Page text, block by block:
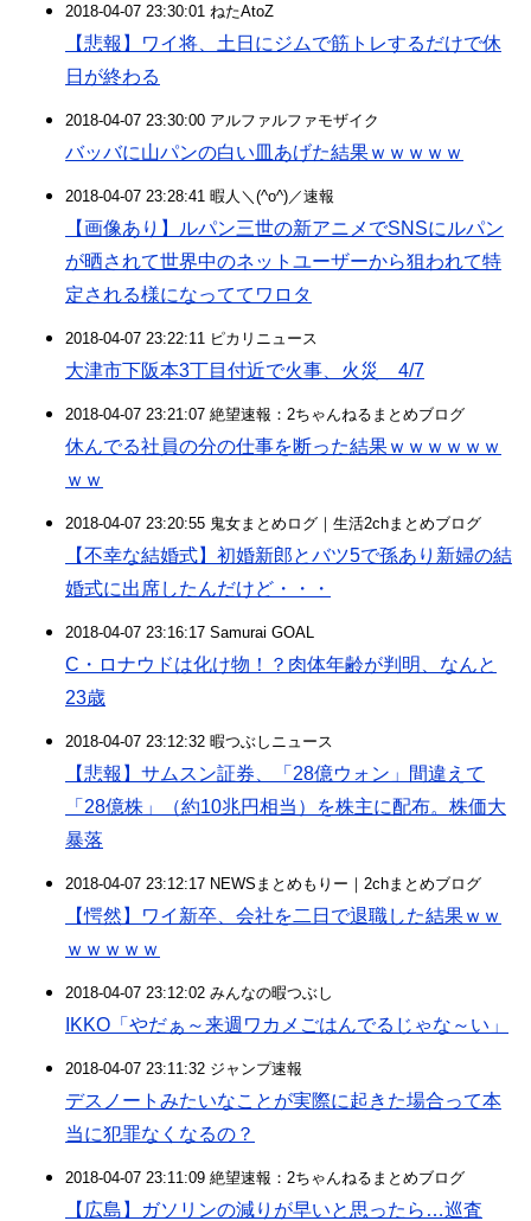
2018-04-07 23:30:01 ねたAtoZ
【悲報】ワイ将、土日にジムで筋トレするだけで休
日が終わる
2018-04-07 23:30:00 アルファルファモザイク
バッバに山パンの白い皿あげた結果ｗｗｗｗｗ
2018-04-07 23:28:41 暇人＼(^o^)／速報
【画像あり】ルパン三世の新アニメでSNSにルパン
が晒されて世界中のネットユーザーから狙われて特
定される様になっててワロタ
2018-04-07 23:22:11 ピカリニュース
大津市下阪本3丁目付近で火事、火災 4/7
2018-04-07 23:21:07 絶望速報：2ちゃんねるまとめブログ
休んでる社員の分の仕事を断った結果ｗｗｗｗｗｗ
ｗｗ
2018-04-07 23:20:55 鬼女まとめログ｜生活2chまとめブログ
【不幸な結婚式】初婚新郎とバツ5で孫あり新婦の結
婚式に出席したんだけど・・・
2018-04-07 23:16:17 Samurai GOAL
C・ロナウドは化け物！？肉体年齢が判明、なんと
23歳
2018-04-07 23:12:32 暇つぶしニュース
【悲報】サムスン証券、「28億ウォン」間違えて
「28億株」（約10兆円相当）を株主に配布。株価大
暴落
2018-04-07 23:12:17 NEWSまとめもりー｜2chまとめブログ
【愕然】ワイ新卒、会社を二日で退職した結果ｗｗ
ｗｗｗｗｗ
2018-04-07 23:12:02 みんなの暇つぶし
IKKO「やだぁ～来週ワカメごはんでるじゃな～い」
2018-04-07 23:11:32 ジャンプ速報
デスノートみたいなことが実際に起きた場合って本
当に犯罪なくなるの？
2018-04-07 23:11:09 絶望速報：2ちゃんねるまとめブログ
【広島】ガソリンの減りが早いと思ったら…巡査